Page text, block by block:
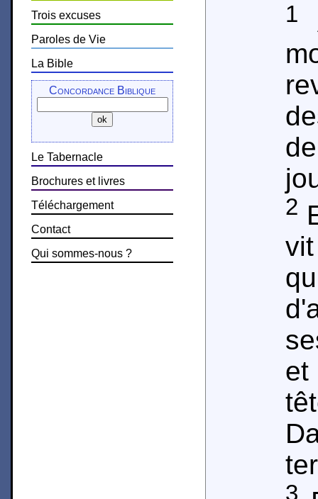
Trois excuses
Paroles de Vie
La Bible
Concordance Biblique
Le Tabernacle
Brochures et livres
Téléchargement
Contact
Qui sommes-nous ?
1
2
3